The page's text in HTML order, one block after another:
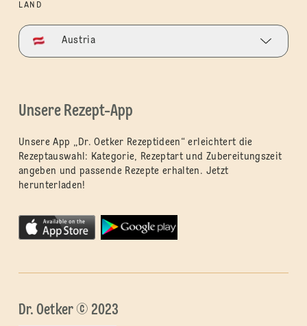
LAND
Austria
Unsere Rezept-App
Unsere App „Dr. Oetker Rezeptideen“ erleichtert die
Rezeptauswahl: Kategorie, Rezeptart und Zubereitungszeit
angeben und passende Rezepte erhalten. Jetzt
herunterladen!
Dr. Oetker © 2023